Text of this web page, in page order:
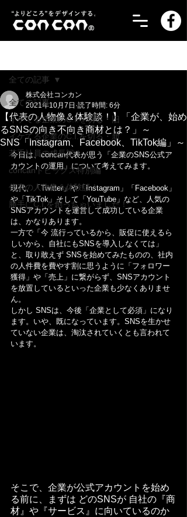
全ての記事
イケてる企業のC.I.を切る・旧
イケてる企業のC.I.を切る・新
若手社員の成長記！
concanトピックス特別編
代表の人物像＆体験談！
勝手にC.I.を創っちゃいました！
全ての記事
【代表の人物像＆体験談！】「企業が、始め
るSNSの向き不向き商材とは？」～
SNS「Instagram、Facebook、TikTok編」～
株式会社コンカン
2021年10月7日 読了時間: 6分
今日は、concan代表が思う「企業のSNS公式ア
カウントの運用」について考えてみます。
現代、「Twitter」や「Instagram」「Facebook」
や「TikTok」そして「YouTube」など、人気の
SNSアカウントを運営して成功している企業
は、かなりあります。
一方で「今 流行っているから、販促に使えるら
しいから、自社にもSNSを導入しなくては」
と、取り敢えず SNSを始めてみたものの、社内
の人件費を費やす割に思うように「フォロワー
獲得」や「売上」に繋がらず、SNSアカウント
を放置しているといった企業も少なくありませ
ん。
しかし SNSは、今後「企業として必須」になり
ます。いや、既になっています。SNSを生かせ
ていない企業は、淘汰されていくとも言われて
います。
そこで、企業が公式アカウントを始め
る前に、まずは どのSNSが 自社の『商
材』や『サービス』に向いているのか